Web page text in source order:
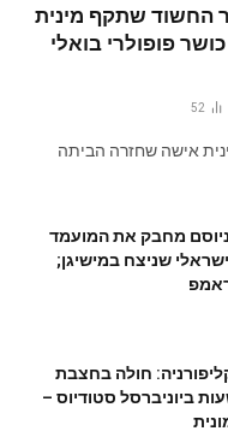
החשוד שתקף מינית
פופולרי בואלי
52
מינית אישה שחזרה הביתה
מחבק את המועמד
שניצח במישיגן;
חולה בחצבת
ביוניברסל סטודיוס –